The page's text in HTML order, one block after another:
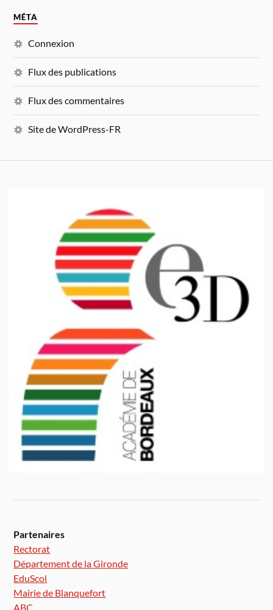
MÉTA
Connexion
Flux des publications
Flux des commentaires
Site de WordPress-FR
Partenaires
Rectorat
Département de la Gironde
EduScol
Mairie de Blanquefort
ABC